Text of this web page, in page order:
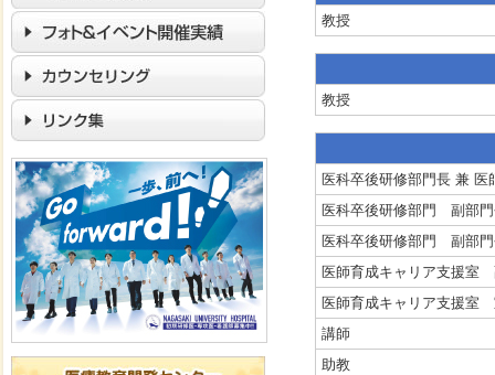
教授
教授
医科卒後研修部門長 兼
医科卒後研修部門 副部
医科卒後研修部門 副部
医師育成キャリア支援
医師育成キャリア支援
講師
助教